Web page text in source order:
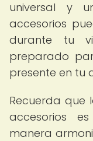
universal y
accesorios
durante tu
preparado
presente en tu
Recuerda que
accesorios
manera